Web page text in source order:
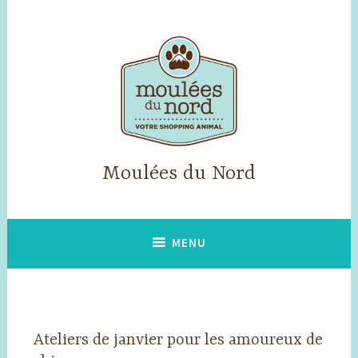
Moulées du Nord
MENU
Ateliers de janvier pour les amoureux de